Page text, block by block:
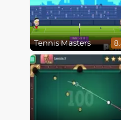
Tennis Masters